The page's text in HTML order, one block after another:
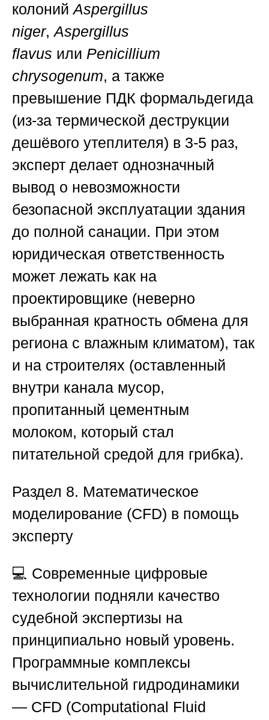
колонийAspergillus
niger,Aspergillus
flavus или Penicillium
chrysogenum, а также
превышение ПДК формальдегида
(из-за термической деструкции
дешёвого утеплителя) в 3-5 раз,
эксперт делает однозначный
вывод о невозможности
безопасной эксплуатации здания
до полной санации. При этом
юридическая ответственность
может лежать как на
проектировщике (неверно
выбранная кратность обмена для
региона с влажным климатом), так
и на строителях (оставленный
внутри канала мусор,
пропитанный цементным
молоком, который стал
питательной средой для грибка).
Раздел 8. Математическое
моделирование (CFD) в помощь
эксперту
💻 Современные цифровые
технологии подняли качество
судебной экспертизы на
принципиально новый уровень.
Программные комплексы
вычислительной гидродинамики
— CFD (Computational Fluid